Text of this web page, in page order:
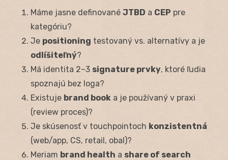
Máme jasne definované JTBD a CEP pre
kategóriu?
Je positioning testovaný vs. alternatívy a je
odlíšiteľný?
Má identita 2–3 signature prvky, ktoré ľudia
spoznajú bez loga?
Existuje brand book a je používaný v praxi
(review proces)?
Je skúsenosť v touchpointoch konzistentná
(web/app, CS, retail, obal)?
Meriam brand health a share of search